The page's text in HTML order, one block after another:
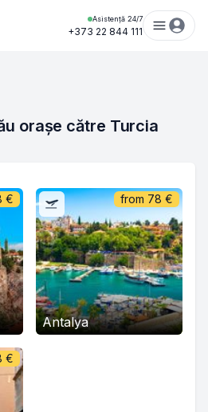
Asistență 24/7
+373 22 844 111
orașe către Turcia
€
Antalya
from 78 €
€